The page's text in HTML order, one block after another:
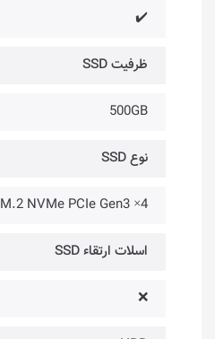
✔️
ظرفیت SSD
500GB
نوع SSD
M.2 NVMe PCIe Gen3 ×4
اسلات ارتقاء SSD
❌